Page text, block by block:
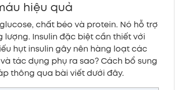
hiệu quả
chất béo và protein. Nó hỗ trợ
Insulin đặc biệt cần thiết với
hụt insulin gây nên hàng loạt các
tác dụng phụ ra sao? Cách bổ sung
thông qua bài viết dưới đây.